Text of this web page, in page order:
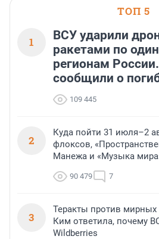
ТОП 5
1
ВСУ ударили
ракетами по
регионам
сообщили о
109 445
2
Куда пойти 31 июля–2
флоксов,
Манежа и «Музыка
90 479 7
3
Теракты против мирных
Ким ответила, почему
Wildberries